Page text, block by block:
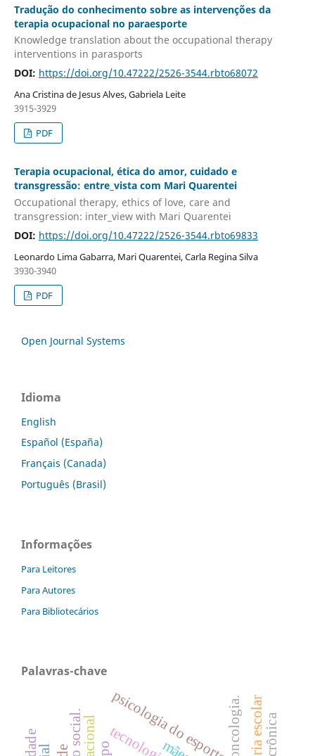
Tradução do conhecimento sobre as intervenções da
terapia ocupacional no paraesporte
Knowledge translation about the occupational therapy
interventions in parasports
DOI: https://doi.org/10.47222/2526-3544.rbto68072
Ana Cristina de Jesus Alves, Gabriela Leite
3915-3929
PDF
Terapia ocupacional, ética do amor, cuidado e
transgressão: entre_vista com Mari Quarentei
Occupational therapy, ethics of love, care and
transgression: inter_view with Mari Quarentei
DOI: https://doi.org/10.47222/2526-3544.rbto69833
Leonardo Lima Gabarra, Mari Quarentei, Carla Regina Silva
3930-3940
PDF
Open Journal Systems
Idioma
English
Español (España)
Français (Canada)
Português (Brasil)
Informações
Para Leitores
Para Autores
Para Bibliotecários
Palavras-chave
psicologia do esporteoncologia.